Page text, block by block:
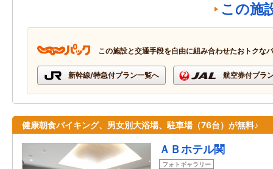
この施
この施設と交通手段を自由に組み合わせたおトクな
新幹線/特急付プラン一覧へ 航空券付プラ
健康朝食バイキング、男女別大浴場、駐車場（76台）が無料♪
ＡＢホテル関
フォトギャラリー